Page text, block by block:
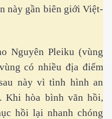
này gần biên giới Việt-
Nguyên Pleiku (vùng
có nhiều địa điểm
này vì tình hình an
Khi hòa bình vãn hồi,
hồi lại nhanh chóng